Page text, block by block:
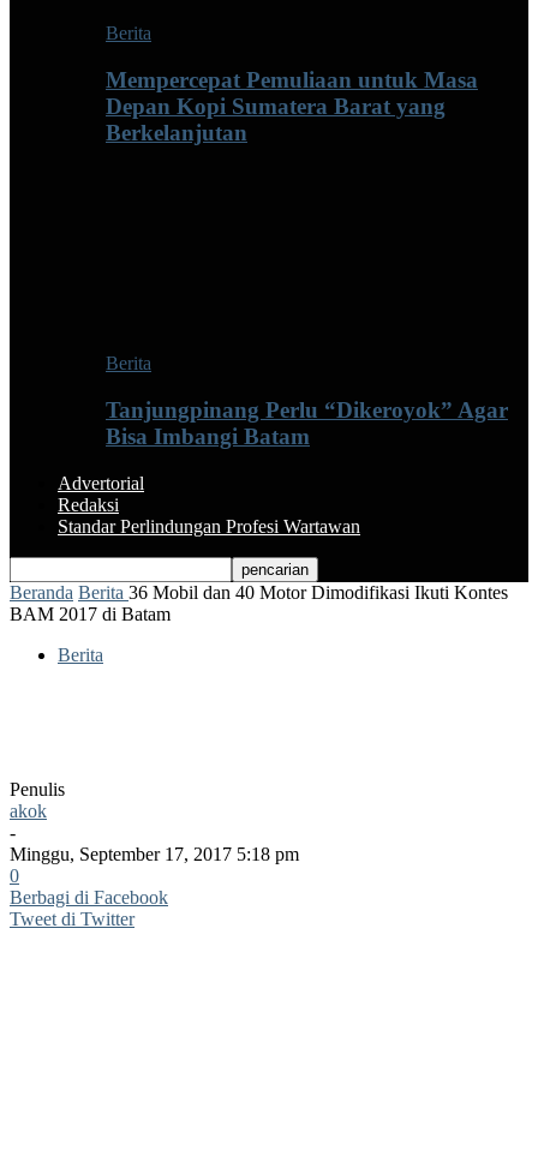
Berita
Mempercepat Pemuliaan untuk Masa
Depan Kopi Sumatera Barat yang
Berkelanjutan
Berita
Tanjungpinang Perlu “Dikeroyok” Agar
Bisa Imbangi Batam
Advertorial
Redaksi
Standar Perlindungan Profesi Wartawan
Beranda Berita 36 Mobil dan 40 Motor Dimodifikasi Ikuti Kontes
BAM 2017 di Batam
Berita
Penulis
akok
-
Minggu, September 17, 2017 5:18 pm
0
Berbagi di Facebook
Tweet di Twitter